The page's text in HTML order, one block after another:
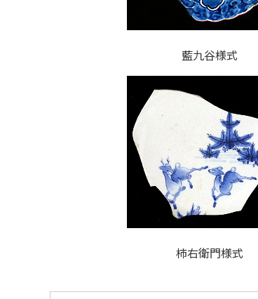
藍九谷様式
柿右衛門様式